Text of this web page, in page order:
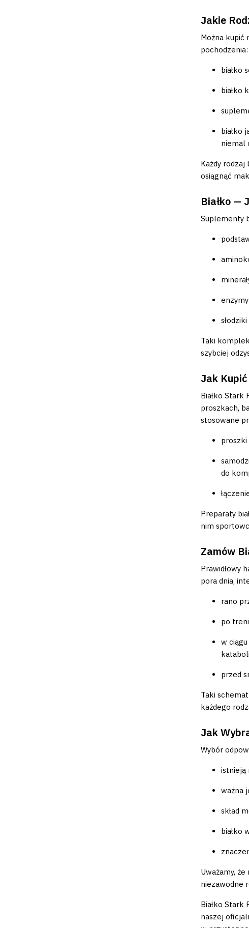
Jakie
Można kupić
pochodzenia:
białko
białko
białko
niemal
Każdy rodzaj
osiągnąć
Białko —
Suplementy
Taki
szybciej
Jak Kupić
Białko Stark
proszkach,
stosowane
proszki
do
Preparaty
nim
Zamów
Prawidłowy
pora dnia,
rano
po
w
przed
Taki
każdego
Jak
Wybór
istnieją
ważna
skład
białko
Uważamy,
niezawodne
Białko Stark
naszej